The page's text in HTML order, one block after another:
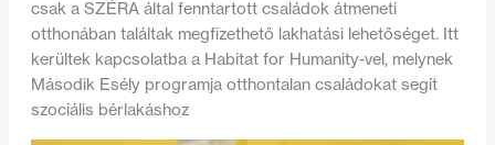
csak a SZÉRA által fenntartott családok átmeneti
otthonában találtak megfizethető lakhatási lehetőséget. Itt
kerültek kapcsolatba a Habitat for Humanity-vel, melynek
Második Esély programja otthontalan családokat segít
szociális bérlakáshoz